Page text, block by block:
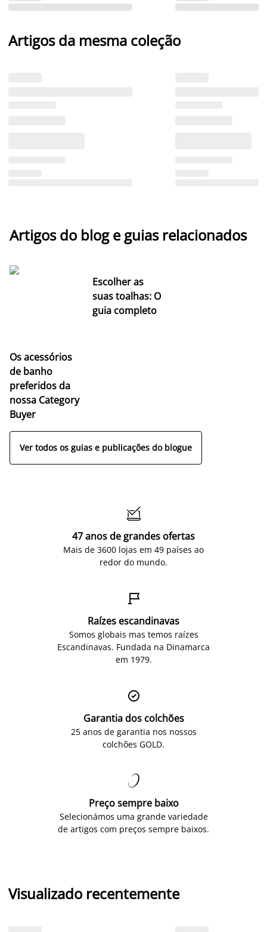
Artigos da mesma coleção
Artigos do blog e guias relacionados
Os acessórios
de banho
preferidos da
nossa Category
Buyer
Escolher as
suas toalhas: O
guia completo
Ver todos os guias e publicações do blogue

47 anos de grandes ofertas
Mais de 3600 lojas em 49 países ao
redor do mundo.

Raízes escandinavas
Somos globais mas temos raízes
Escandinavas. Fundada na Dinamarca
em 1979.

Garantia dos colchões
25 anos de garantia nos nossos
colchões GOLD.

Preço sempre baixo
Selecionámos uma grande variedade
de artigos com preços sempre baixos.
Visualizado recentemente